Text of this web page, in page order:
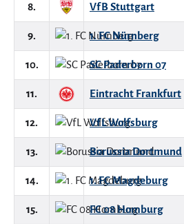
8. VfB Stuttgart
9. 1. FC Nürnberg
10. SC Paderborn 07
11. Eintracht Frankfurt
12. VfL Wolfsburg
13. Borussia Dortmund
14. 1. FC Magdeburg
15. FC 08 Homburg